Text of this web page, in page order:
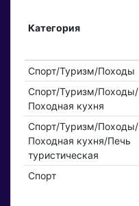
Категория
Спорт/Туризм/Походы
Спорт/Туризм/Походы/
Походная кухня
Спорт/Туризм/Походы/
Походная кухня/Печь
туристическая
Спорт